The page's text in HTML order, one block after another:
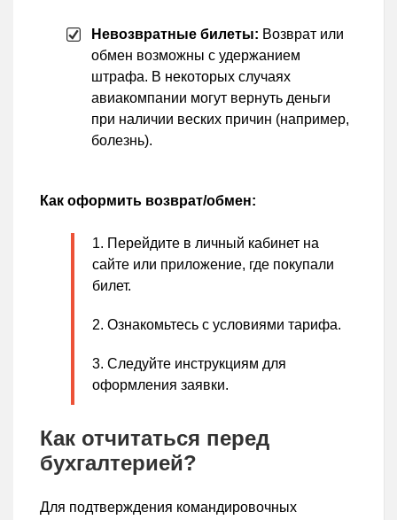
Невозвратные билеты: Возврат или
обмен возможны с удержанием
штрафа. В некоторых случаях
авиакомпании могут вернуть деньги
при наличии веских причин (например,
болезнь).
Как оформить возврат/обмен:
Перейдите в личный кабинет на
сайте или приложение, где покупали
билет.
Ознакомьтесь с условиями тарифа.
Следуйте инструкциям для
оформления заявки.
Как отчитаться перед
бухгалтерией?
Для подтверждения командировочных